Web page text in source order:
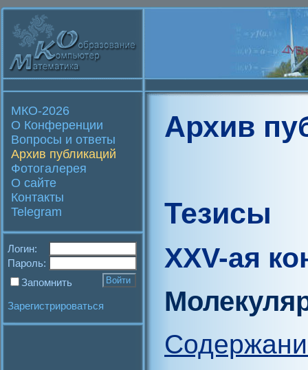
МКО-2026
О Конференции
Вопросы и ответы
Архив публикаций
Фотогалерея
О сайте
Контакты
Telegram
Логин:
Пароль:
Запомнить
Зарегистрироваться
Архив
Тезисы
XXV-ая